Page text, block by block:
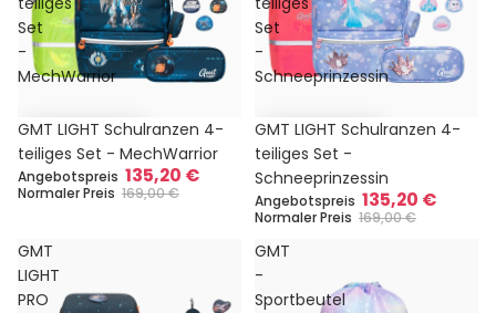
Set
-
MechWarrior
Sale
GMT LIGHT Schulranzen 4-
teiliges Set - MechWarrior
Angebotspreis 135,20 €
Normaler Preis 169,00 €
Set
-
Schneeprinzessin
Sale
GMT LIGHT Schulranzen 4-
teiliges Set -
Schneeprinzessin
Angebotspreis 135,20 €
Normaler Preis 169,00 €
GMT
LIGHT
PRO
GMT
-
Sportbeutel